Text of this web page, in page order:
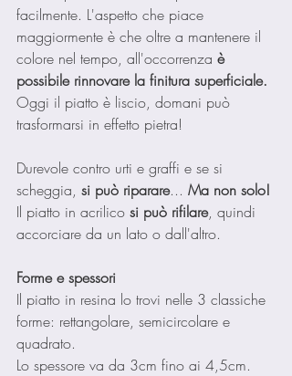
facilmente. L'aspetto che piace
maggiormente è che oltre a mantenere il
colore nel tempo, all'occorrenza è
possibile rinnovare la finitura superficiale.
Oggi il piatto è liscio, domani può
trasformarsi in effetto pietra!
Durevole contro urti e graffi e se si
scheggia, si può riparare... Ma non solo!
Il piatto in acrilico si può rifilare, quindi
accorciare da un lato o dall'altro.
Forme e spessori
Il piatto in resina lo trovi nelle 3 classiche
forme: rettangolare, semicircolare e
quadrato.
Lo spessore va da 3cm fino ai 4,5cm.